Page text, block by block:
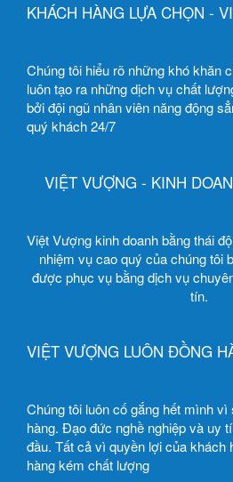
KHÁCH HÀNG LỰA CHỌN -
Chúng tôi hiểu rõ những khó khăn
luôn tạo ra những dịch vụ chất
bởi đội ngũ nhân viên năng động
quý khách 24/7
VIỆT VƯỢNG - KINH
Việt Vượng kinh doanh bằng thái
nhiệm vụ cao quý của chúng tôi
được phục vụ bằng dịch vụ
tín.
VIỆT VƯỢNG LUÔN ĐỒNG
Chúng tôi luôn cố gắng hết mình
hàng. Đạo đức nghề nghiệp và uy
đầu. Tất cả vì quyền lợi của khách
hàng kém chất lượng